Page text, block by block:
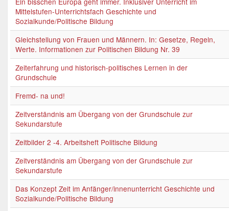
Mittelstufen-Unterrichtsfach Geschichte und
Sozialkunde/Politische Bildung
Gleichstellung von Frauen und Männern. In: Gesetze, Regeln,
Werte. Informationen zur Politischen Bildung Nr. 39
Zeiterfahrung und historisch-politisches Lernen in der
Grundschule
Fremd- na und!
Zeitverständnis am Übergang von der Grundschule zur
Sekundarstufe
Zeitbilder 2 -4. Arbeitsheft Politische Bildung
Zeitverständnis am Übergang von der Grundschule zur
Sekundarstufe
Das Konzept Zeit im Anfänger/innenunterricht Geschichte und
Sozialkunde/Politische Bildung